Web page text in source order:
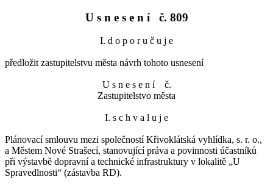
U s n e s e n í č. 809
I. d o p o r u č u j e
předložit zastupitelstvu města návrh tohoto usnesení
U s n e s e n í č.
Zastupitelstvo města
I. s c h v a l u j e
Plánovací smlouvu mezi společností Křivoklátská vyhlídka, s. r. o.,
a Městem Nové Strašecí, stanovující práva a povinnosti účastníků
při výstavbě dopravní a technické infrastruktury v lokalitě „U
Spravedlnosti“ (zástavba RD).